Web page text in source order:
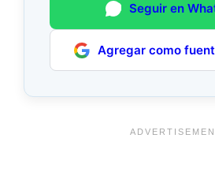
Seguir en
Agregar como